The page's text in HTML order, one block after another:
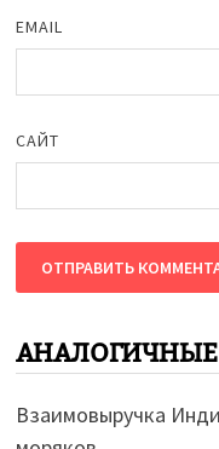
EMAIL
САЙТ
Взаимовыручка